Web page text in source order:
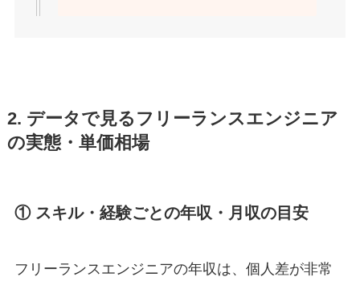
2. データで見るフリーランスエンジニア
の実態・単価相場
① スキル・経験ごとの年収・月収の目安
フリーランスエンジニアの年収は、個人差が非常